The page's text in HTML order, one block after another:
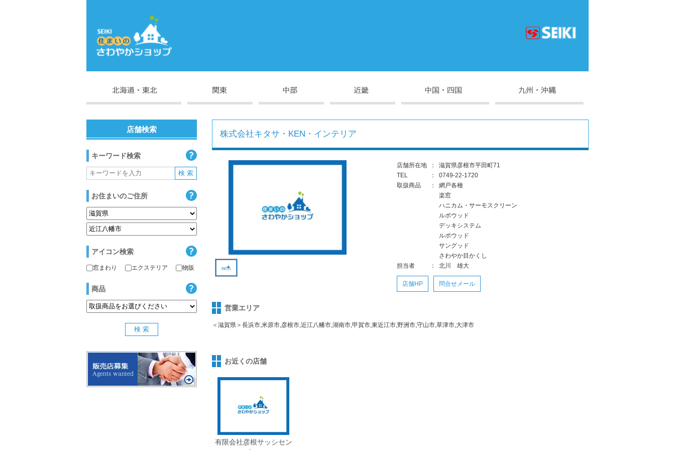
株式会社キタサ・KEN・インテリア
店舗所在地 ：
滋賀県彦根市平田町71
TEL
：
0749-22-1720
取扱商品
：
網戸各種
楽窓
ハニカム・サーモスクリーン
ルポウッド
デッキシステム
ルポウッド
サングッド
さわやか目かくし
担当者
： 北川 雄大
店舗HP 問合せメール
営業エリア
＜滋賀県＞長浜市,米原市,彦根市,近江八幡市,湖南市,甲賀市,東近江市,野洲市,守山市,草津市,大津市
お近くの店舗
有限会社彦根サッシセン
店舗検索
キーワード検索
お住まいのご住所
アイコン検索
窓まわり エクステリア 物販
商品